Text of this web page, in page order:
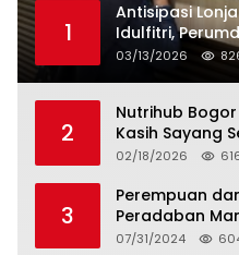
1
Antisipasi
Idulfitri,
Berlakukan
03/13/2026
2
Nutrihub
Kasih Sayang
02/18/2026
3
Perempuan
Peradaban
07/31/2024